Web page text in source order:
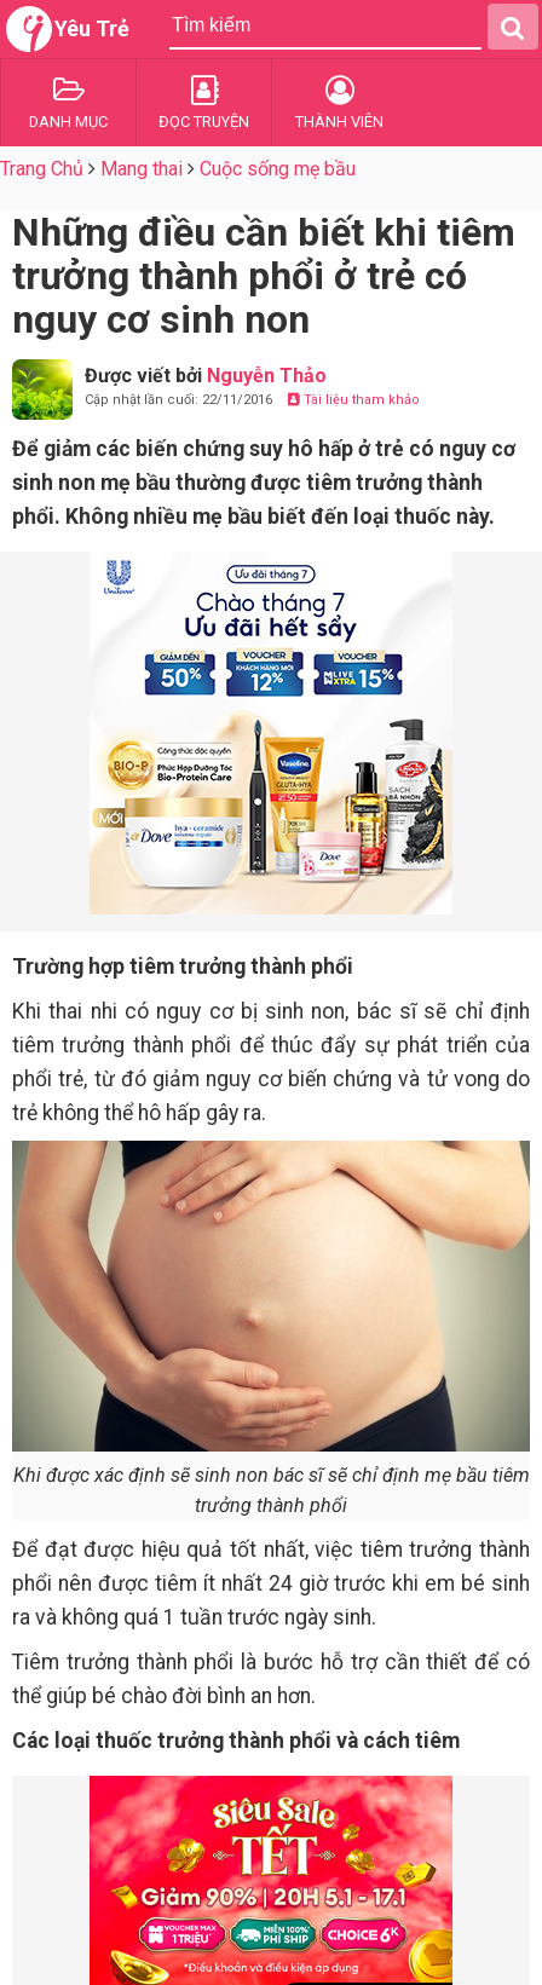
Yêu Trẻ
DANH MỤC ĐỌC TRUYỆN THÀNH VIÊN
Trang Chủ Mang thai Cuộc sống mẹ bầu
Những điều cần biết khi tiêm
trưởng thành phổi ở trẻ có
nguy cơ sinh non
Được viết bởi Nguyễn Thảo
Cập nhật lần cuối: 22/11/2016 Tài liệu tham khảo
Để giảm các biến chứng suy hô hấp ở trẻ có nguy cơ
sinh non mẹ bầu thường được tiêm trưởng thành
phổi. Không nhiều mẹ bầu biết đến loại thuốc này.
Trường hợp tiêm trưởng thành phổi
Khi thai nhi có nguy cơ bị sinh non, bác sĩ sẽ chỉ định
tiêm trưởng thành phổi để thúc đẩy sự phát triển của
phổi trẻ, từ đó giảm nguy cơ biến chứng và tử vong do
trẻ không thể hô hấp gây ra.
Khi được xác định sẽ sinh non bác sĩ sẽ chỉ định mẹ bầu tiêm
trưởng thành phổi
Để đạt được hiệu quả tốt nhất, việc tiêm trưởng thành
phổi nên được tiêm ít nhất 24 giờ trước khi em bé sinh
ra và không quá 1 tuần trước ngày sinh.
Tiêm trưởng thành phổi là bước hỗ trợ cần thiết để có
thể giúp bé chào đời bình an hơn.
Các loại thuốc trưởng thành phổi và cách tiêm